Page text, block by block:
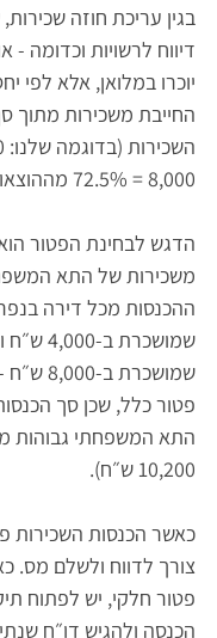
בגין עריכת חוזה
דיווח לרשויות וכדומה
יוכרו במלואן, אלא לפי
החייבת משכירות מתוך
8,000 = 72.5% מההוצאות יוכרו).
הדגש לבחינת הפטור
משכירות של התא
ההכנסות מכל דירה
שמושכרת
שמושכרת
פטור כלל, שכן סך
התא המשפחתי גבוהות
10,200 ש״ח).
כאשר הכנסות השכירות
צורך לדווח ולשלם מס.
פטור חלקי, יש לפתוח
הכנסה ולהגיש דו״ח